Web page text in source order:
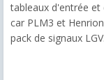
tableaux d'entrée et
car PLM3 et
pack de signaux LGV.